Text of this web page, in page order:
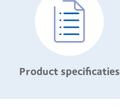
Product specificaties